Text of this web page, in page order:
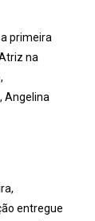
primeira
na
Angelina
entregue